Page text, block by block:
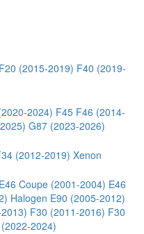
F20 (2015-2019) F40 (2019-
2024) F45 F46 (2014-
G87 (2023-2026)
(2012-2019) Xenon
E46 Coupe (2001-2004) E46
Halogen E90 (2005-2012)
F30 (2011-2016) F30
2024)